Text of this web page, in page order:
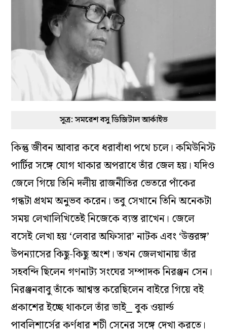
সূত্র: সমরেশ বসু ডিজিটাল আর্কাইভ
কিন্তু জীবন আবার কবে ধরাবাঁধা পথে চলে। কমিউনিস্ট
পার্টির সঙ্গে যোগ থাকার অপরাধে তাঁর জেল হয়। যদিও
জেলে গিয়ে তিনি দলীয় রাজনীতির ভেতরে পাঁকের
গন্ধটা প্রথম অনুভব করেন। তবু সেখানে তিনি অনেকটা
সময় লেখালিখিতেই নিজেকে ব্যস্ত রাখেন। জেলে
বসেই লেখা হয় ‘লেবার অফিসার’ নাটক এবং ‘উত্তরঙ্গ’
উপন্যাসের কিছু-কিছু অংশ। তখন জেলখানায় তাঁর
সহবন্দি ছিলেন গণনাট্য সংঘের সম্পাদক নিরঞ্জন সেন।
নিরঞ্জনবাবু তাঁকে আশ্বস্ত করেছিলেন বাইরে গিয়ে বই
প্রকাশের ইচ্ছে থাকলে তাঁর ভাই⎯ বুক ওয়ার্ল্ড
পাবলিশার্সের কর্ণধার শচী সেনের সঙ্গে দেখা করতে।